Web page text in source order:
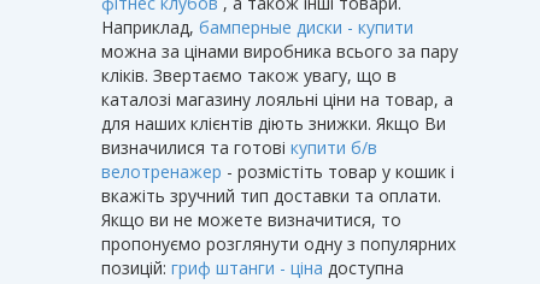
Наприклад, бамперные диски - купити
можна за цінами виробника всього за пару
кліків. Звертаємо також увагу, що в
каталозі магазину лояльні ціни на товар, а
для наших клієнтів діють знижки. Якщо Ви
визначилися та готові купити б/в
велотренажер - розмістіть товар у кошик і
вкажіть зручний тип доставки та оплати.
Якщо ви не можете визначитися, то
пропонуємо розглянути одну з популярних
позицій: гриф штанги - ціна доступна